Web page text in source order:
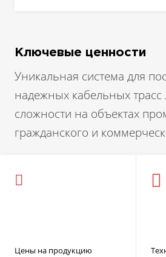
Ключевые ценности
Уникальная система для
надежных кабельных
сложности на объектах
гражданского и
Цены на продукцию